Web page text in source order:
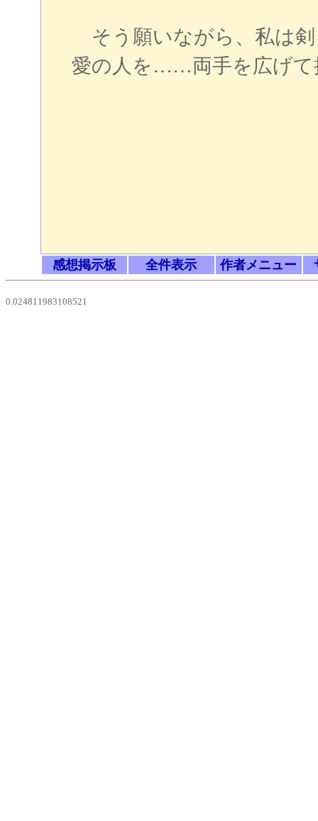
そう願いながら、私は
愛の人を……両手を広げて
感想掲示板 全件表示 作者メニュー
0.024811983108521